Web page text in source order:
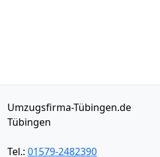
Umzugsfirma-Tübingen.de
Tübingen
Tel.: 01579-2482390